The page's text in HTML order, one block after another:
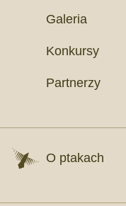
Galeria
Konkursy
Partnerzy
O ptakach